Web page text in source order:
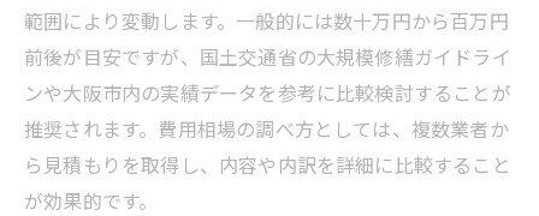
範囲により変動します。一般的には数十万円から百万円
前後が目安ですが、国土交通省の大規模修繕ガイドライ
ンや大阪市内の実績データを参考に比較検討することが
推奨されます。費用相場の調べ方としては、複数業者か
ら見積もりを取得し、内容や内訳を詳細に比較すること
が効果的です。